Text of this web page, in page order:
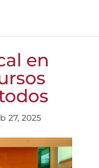
en
27, 2025